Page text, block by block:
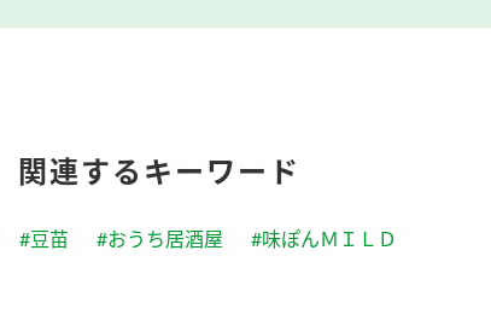
関連するキーワード
#豆苗 #おうち居酒屋 #味ぽんＭＩＬＤ